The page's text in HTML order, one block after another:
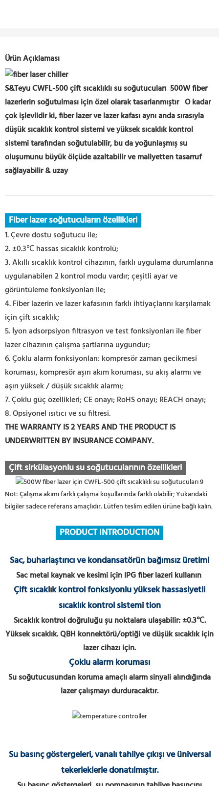
Ürün Açıklaması
S&Teyu CWFL-500 çift sıcaklıklı su soğutucuları 500W fiber
lazerlerin soğutulması için özel olarak tasarlanmıştır O kadar
çok işlevlidir ki, fiber lazer ve lazer kafası aynı anda sırasıyla
düşük sıcaklık kontrol sistemi ve yüksek sıcaklık kontrol
sistemi tarafından soğutulabilir, bu da yoğunlaşmış su
oluşumunu büyük ölçüde azaltabilir ve maliyetten tasarruf
sağlayabilir & uzay
Fiber lazer soğutucuların özellikleri
1. Çevre dostu soğutucu ile;
2. ±0.3℃ hassas sıcaklık kontrolü;
3. Akıllı sıcaklık kontrol cihazının, farklı uygulama durumlarına
uygulanabilen 2 kontrol modu vardır; çeşitli ayar ve
görüntüleme fonksiyonları ile;
4. Fiber lazerin ve lazer kafasının farklı ihtiyaçlarını karşılamak
için çift sıcaklık;
5. İyon adsorpsiyon filtrasyon ve test fonksiyonları ile fiber
lazer cihazının çalışma şartlarına uygundur;
6. Çoklu alarm fonksiyonları: kompresör zaman gecikmesi
koruması, kompresör aşırı akım koruması, su akış alarmı ve
aşırı yüksek / düşük sıcaklık alarmı;
7. Çoklu güç özellikleri; CE onayı; RoHS onayı; REACH onayı;
8. Opsiyonel ısıtıcı ve su filtresi.
THE WARRANTY IS 2 YEARS AND THE PRODUCT IS
UNDERWRITTEN BY INSURANCE COMPANY.
Çift sirkülasyonlu su soğutucularının özellikleri
Not: Çalışma akımı farklı çalışma koşullarında farklı olabilir; Yukarıdaki
bilgiler sadece referans amaçlıdır. Lütfen teslim edilen ürüne bağlı kalın.
PRODUCT INTRODUCTION
Sac, buharlaştırıcı ve kondansatörün bağımsız üretimi
Sac metal kaynak ve kesimi için IPG fiber lazeri kullanın
Çift sıcaklık kontrol fonksiyonlu yüksek hassasiyetli
sıcaklık kontrol sistemition
Sıcaklık kontrol doğruluğu şu noktalara ulaşabilir: ±0.3℃.
Yüksek sıcaklık. QBH konnektörü/optiği ve düşük sıcaklık için
lazer cihazı için.
Çoklu alarm koruması
Su soğutucusundan koruma amaçlı alarm sinyali alındığında
lazer çalışmayı durduracaktır.
Su basınç göstergeleri, vanalı tahliye çıkışı ve üniversal
tekerleklerle donatılmıştır.